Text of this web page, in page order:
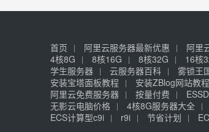
首页 阿里云服务器最新优惠 阿里
4核8G
8核16G 8核32G 16核
学生服务器
云服务器百科 雾锁王
安装宝塔面板教程
安装ZBlog网站教程
阿里云免费服务器
按量付费
无影云电脑价格
4核8G服务器大全
ECS计算型c9i
r9i 节省计划